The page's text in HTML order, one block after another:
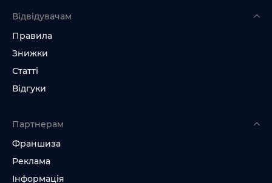
Відвідувачам
Правила
Знижки
Статті
Відгуки
Партнерам
Франшиза
Реклама
Інформація